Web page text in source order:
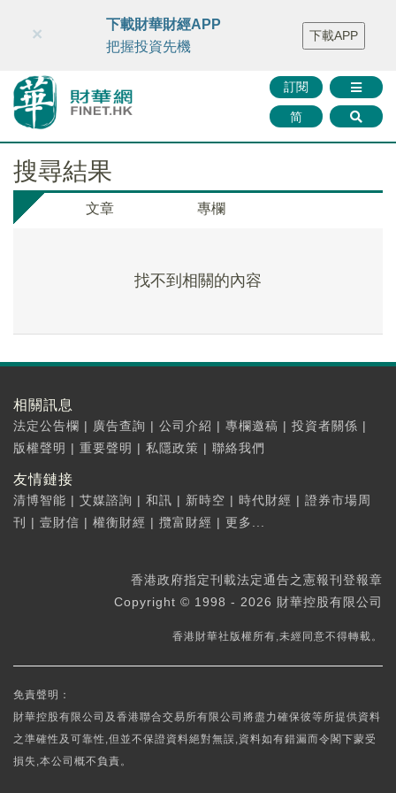
財華智庫網 FINTV FINMETA 財華證券 媒體矩陣
智庫沙龍
聯絡我們
訂閱
简
×
下載財華財經APP
把握投資先機
下載APP
搜尋結果
文章 專欄
找不到相關的內容
相關訊息
法定公告欄 | 廣告查詢 | 公司介紹 | 專欄邀稿 | 投資者關係 |
版權聲明 | 重要聲明 | 私隱政策 | 聯絡我們
友情鏈接
清博智能 | 艾媒諮詢 | 和訊 | 新時空 | 時代財經 | 證券市場周
刊
| 壹財信 | 權衡財經 | 攬富財經 | 更多...
香港政府指定刊載法定通告之憲報刊登報章
Copyright © 1998 - 2026 財華控股有限公司
香港財華社版權所有,未經同意不得轉載。
免責聲明：
財華控股有限公司及香港聯合交易所有限公司將盡力確保彼等所提供資料
之準確性及可靠性,但並不保證資料絕對無誤,資料如有錯漏而令閣下蒙受
損失,本公司概不負責。